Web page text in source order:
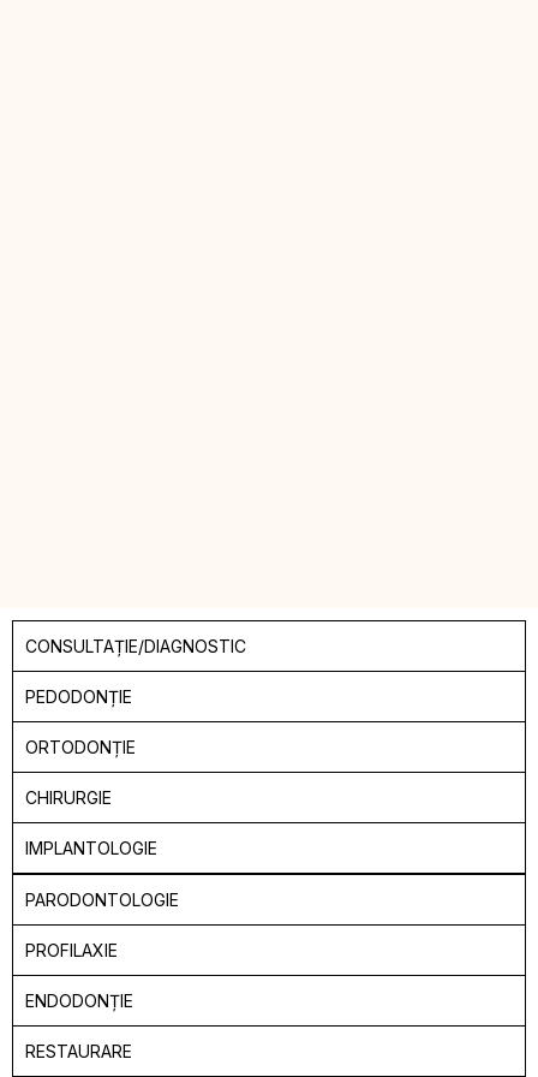
CONSULTAȚIE/DIAGNOSTIC
PEDODONȚIE
ORTODONȚIE
CHIRURGIE
IMPLANTOLOGIE
PARODONTOLOGIE
PROFILAXIE
ENDODONȚIE
RESTAURARE